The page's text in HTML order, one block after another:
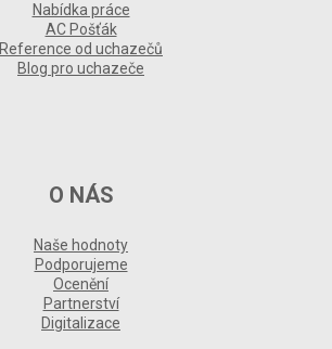
Nabídka práce
AC Pošťák
Reference od uchazečů
Blog pro uchazeče
O NÁS
Naše hodnoty
Podporujeme
Ocenění
Partnerství
Digitalizace